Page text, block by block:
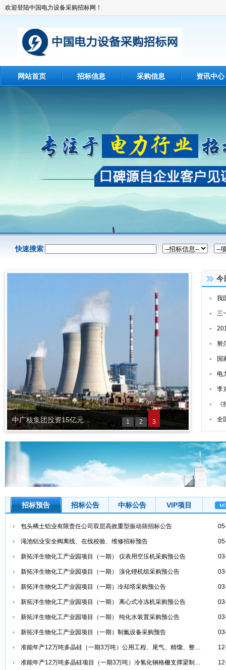
欢迎登陆中国电力设备采购招标网！
网站首页 招标信息 采购信息 资讯中心
快速搜索
《招标采购管理》杂志2014年编委会工作会议在宜昌召开 1 2 3
今
我
三
努
国
电
李
全
招标预告 招标公告 中标公告 VIP项目
包头稀土铝业有限责任公司双层高效重型振动筛招标公告
渑池铝业安全阀离线、在线校验、维修招标预告
新拓洋生物化工产业园项目（一期） 仪表用空压机采购预公告
新拓洋生物化工产业园项目（一期） 溴化锂机组采购预公告
新拓洋生物化工产业园项目（一期）冷却塔采购预公告
新拓洋生物化工产业园项目（一期） 离心式冷冻机采购预公告
新拓洋生物化工产业园项目（一期） 纯化水装置采购预公告
新拓洋生物化工产业园项目（一期）制氮设备采购预告
准能年产12万吨多晶硅（一期3万吨）公用工程、尾气、精馏、整理车间流量计采购预告公告
准能年产12万吨多晶硅项目（一期3万吨）冷氢化钢格栅支撑梁制作、安装招标预告